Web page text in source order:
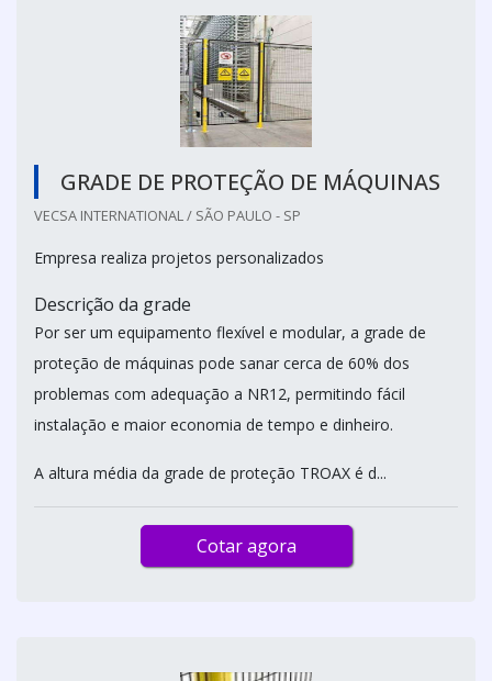
GRADE DE PROTEÇÃO DE MÁQUINAS
VECSA INTERNATIONAL / SÃO PAULO - SP
Empresa realiza projetos personalizados
Descrição da grade
Por ser um equipamento flexível e modular, a grade de
proteção de máquinas pode sanar cerca de 60% dos
problemas com adequação a NR12, permitindo fácil
instalação e maior economia de tempo e dinheiro.
A altura média da grade de proteção TROAX é d...
Cotar agora